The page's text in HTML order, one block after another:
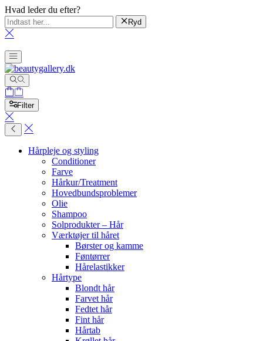
Hvad leder du efter?
Ryd
Filter
Hårpleje og styling
Conditioner
Farve
Hårkur/Treatment
Hovedbundsproblemer
Olie
Shampoo
Solprodukter – Hår
Værktøjer til håret
Børster og kamme
Føntørrer
Hårelastikker
Hårtype
Blondt hår
Farvet hår
Fedtet hår
Fint hår
Hårtab